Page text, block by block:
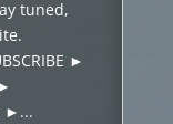
tuned,
►
►...